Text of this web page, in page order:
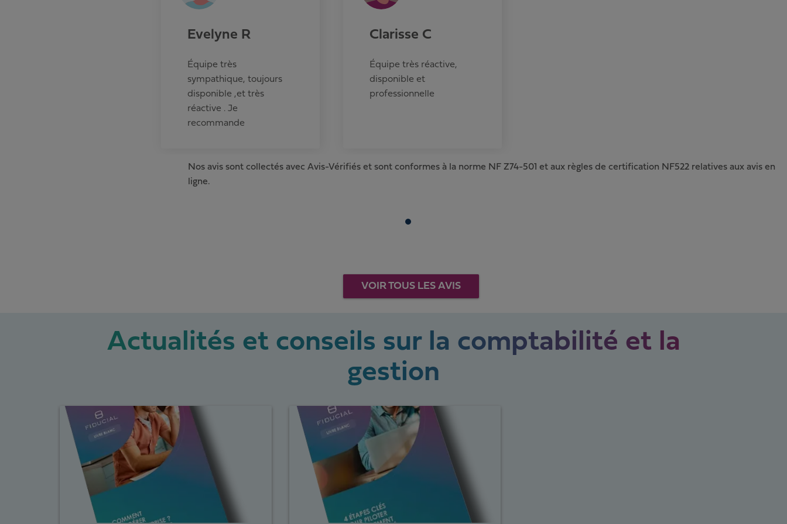
Evelyne R
Équipe très
sympathique, toujours
disponible ,et très
réactive . Je
recommande
Clarisse C
Équipe très réactive,
disponible et
professionnelle
Nos avis sont collectés avec Avis-Vérifiés et sont conformes à la norme NF Z74-501 et aux règles de certification NF522 relatives aux avis en
ligne.
VOIR TOUS LES AVIS
Actualités et conseils sur la comptabilité et la
gestion